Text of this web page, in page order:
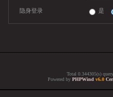
隐身登录 是
Total 0.344305(s)
Powered by PHPWind v6.0